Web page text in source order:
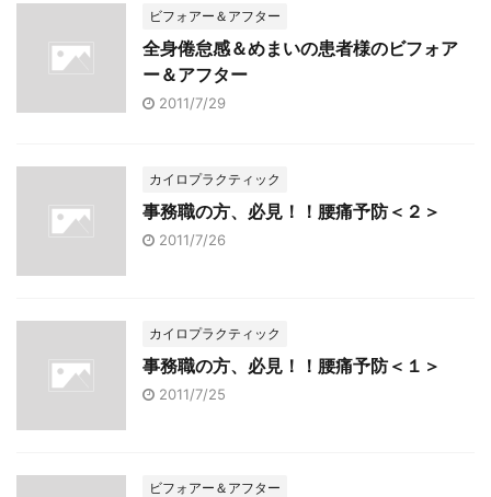
ビフォアー＆アフター
全身倦怠感＆めまいの患者様のビフォア
ー＆アフター
2011/7/29
カイロプラクティック
事務職の方、必見！！腰痛予防＜２＞
2011/7/26
カイロプラクティック
事務職の方、必見！！腰痛予防＜１＞
2011/7/25
ビフォアー＆アフター